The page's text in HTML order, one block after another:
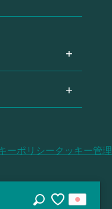
ーポリシークッキー管理